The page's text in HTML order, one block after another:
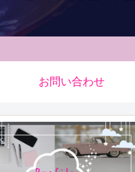
お問い合わせ